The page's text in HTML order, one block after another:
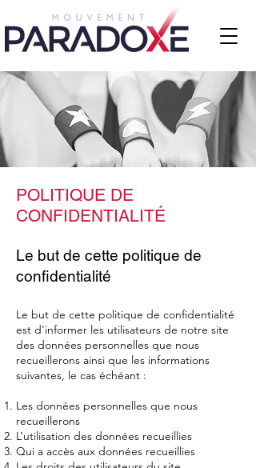
POLITIQUE DE
CONFIDENTIALITÉ
Le but de cette politique de
confidentialité
Le but de cette politique de confidentialité
est d'informer les utilisateurs de notre site
des données personnelles que nous
recueillerons ainsi que les informations
suivantes, le cas échéant :
Les données personnelles que nous
recueillerons
L’utilisation des données recueillies
Qui a accès aux données recueillies